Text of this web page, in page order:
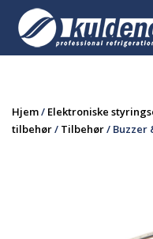
content
Hjem/ Elektroniske
tilbehør/ Tilbehør/ Buzzer